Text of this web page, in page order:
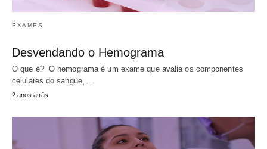
EXAMES
Desvendando o Hemograma
O que é? O hemograma é um exame que avalia os componentes
celulares do sangue,…
2 anos atrás